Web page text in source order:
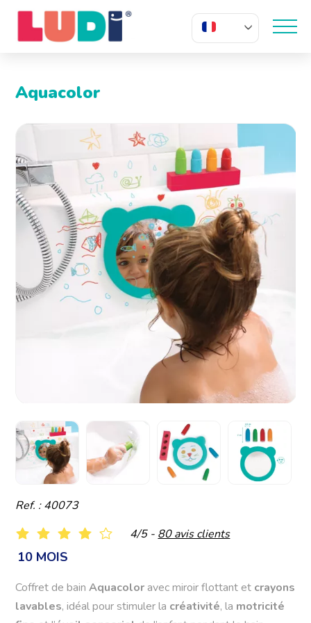
FR
Aquacolor
Ref. : 40073
4/5 - 80 avis clients
10 MOIS
Coffret de bainAquacoloravec miroir flottant et crayons
lavables, idéal pour stimuler la créativité, la motricité